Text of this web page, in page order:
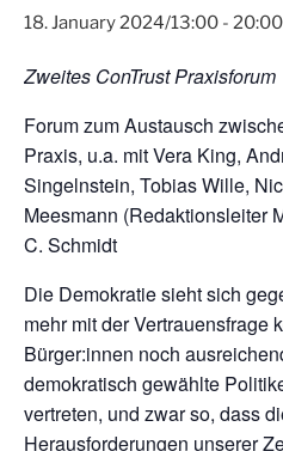
18. January 2024/13:00 - 20:00
Zweites ConTrust Praxisforum
Forum zum Austausch
Praxis, u.a. mit Vera King,
Singelnstein, Tobias Wille,
Meesmann (Redaktionsleiter
C. Schmidt
Die Demokratie sieht sich
mehr mit der Vertrauensfrage
Bürger:innen noch
demokratisch gewählte
vertreten, und zwar so, dass
Herausforderungen unserer